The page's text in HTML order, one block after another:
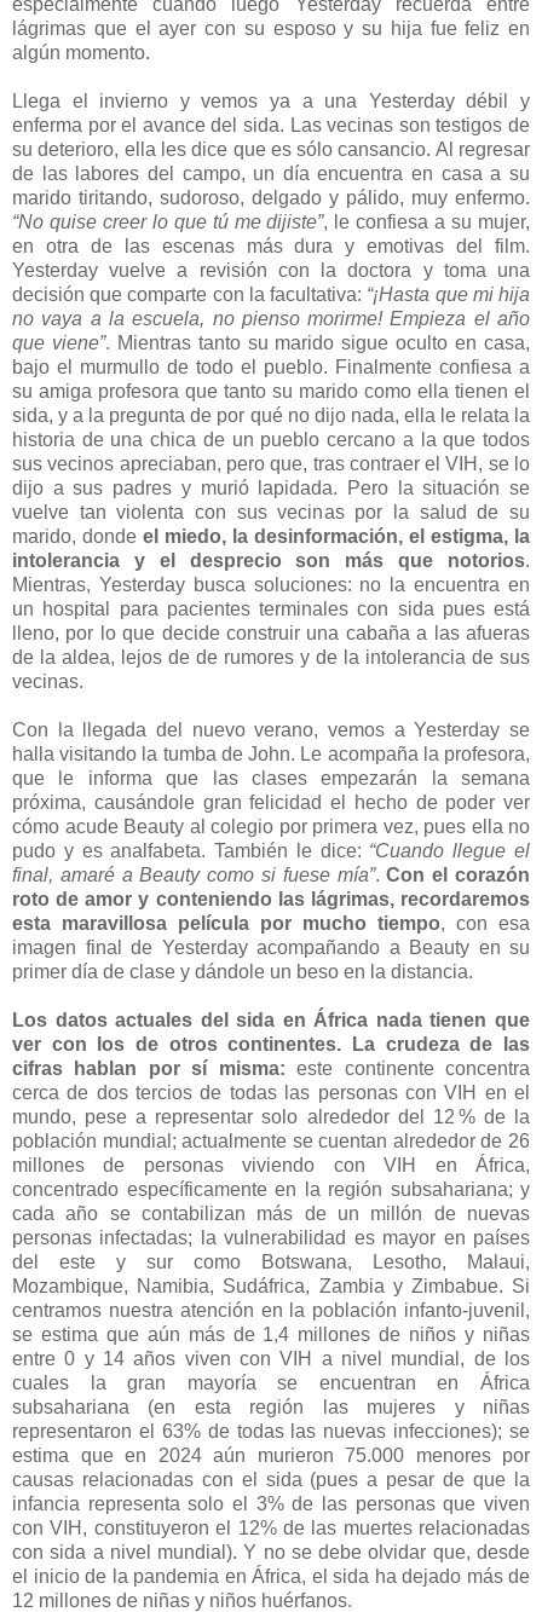
lágrimas que el ayer con su esposo y su hija fue feliz en
algún momento.
Llega el invierno y vemos ya a una Yesterday débil y
enferma por el avance del sida. Las vecinas son testigos de
su deterioro, ella les dice que es sólo cansancio. Al regresar
de las labores del campo, un día encuentra en casa a su
marido tiritando, sudoroso, delgado y pálido, muy enfermo.
“No quise creer lo que tú me dijiste”, le confiesa a su mujer,
en otra de las escenas más dura y emotivas del film.
Yesterday vuelve a revisión con la doctora y toma una
decisión que comparte con la facultativa: “¡Hasta que mi hija
no vaya a la escuela, no pienso morirme! Empieza el año
que viene”. Mientras tanto su marido sigue oculto en casa,
bajo el murmullo de todo el pueblo. Finalmente confiesa a
su amiga profesora que tanto su marido como ella tienen el
sida, y a la pregunta de por qué no dijo nada, ella le relata la
historia de una chica de un pueblo cercano a la que todos
sus vecinos apreciaban, pero que, tras contraer el VIH, se lo
dijo a sus padres y murió lapidada. Pero la situación se
vuelve tan violenta con sus vecinas por la salud de su
marido, donde el miedo, la desinformación, el estigma, la
intolerancia y el desprecio son más que notorios.
Mientras, Yesterday busca soluciones: no la encuentra en
un hospital para pacientes terminales con sida pues está
lleno, por lo que decide construir una cabaña a las afueras
de la aldea, lejos de de rumores y de la intolerancia de sus
vecinas.
Con la llegada del nuevo verano, vemos a Yesterday se
halla visitando la tumba de John. Le acompaña la profesora,
que le informa que las clases empezarán la semana
próxima, causándole gran felicidad el hecho de poder ver
cómo acude Beauty al colegio por primera vez, pues ella no
pudo y es analfabeta. También le dice: “Cuando llegue el
final, amaré a Beauty como si fuese mía”.Con el corazón
roto de amor y conteniendo las lágrimas, recordaremos
esta maravillosa película por mucho tiempo, con esa
imagen final de Yesterday acompañando a Beauty en su
primer día de clase y dándole un beso en la distancia.
Los datos actuales del sida en África nada tienen que
ver con los de otros continentes.
La crudeza de las
cifras hablan por sí misma:este continente concentra
cerca de dos tercios de todas las personas con VIH en el
mundo, pese a representar solo alrededor del 12 % de la
población mundial; actualmente se cuentan alrededor de 26
millones de personas viviendo con VIH en África,
concentrado específicamente en la región subsahariana; y
cada año se contabilizan más de un millón de nuevas
personas infectadas; la vulnerabilidad es mayor en países
del este y sur como Botswana, Lesotho, Malaui,
Mozambique, Namibia, Sudáfrica, Zambia y Zimbabue. Si
centramos nuestra atención en la población infanto-juvenil,
se estima que aún más de 1,4 millones de niños y niñas
entre 0 y 14 años viven con VIH a nivel mundial, de los
cuales la gran mayoría se encuentran en África
subsahariana (en esta región las mujeres y niñas
representaron el 63% de todas las nuevas infecciones); se
estima que en 2024 aún murieron 75.000 menores por
causas relacionadas con el sida (pues a pesar de que la
infancia representa solo el 3% de las personas que viven
con VIH, constituyeron el 12% de las muertes relacionadas
con sida a nivel mundial). Y no se debe olvidar que, desde
el inicio de la pandemia en África, el sida ha dejado más de
12 millones de niñas y niños huérfanos.